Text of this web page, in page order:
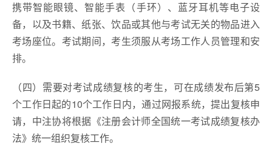
携带智能眼镜、智能手表（手环）、蓝牙耳机等电子设
备，以及书籍、纸张、饮品或其他与考试无关的物品进入
考场座位。考试期间，考生须服从考场工作人员管理和安
排。
（四）需要对考试成绩复核的考生，可在成绩发布后第5
个工作日起的10个工作日内，通过网报系统，提出复核申
请，中注协将根据《注册会计师全国统一考试成绩复核办
法》统一组织复核工作。